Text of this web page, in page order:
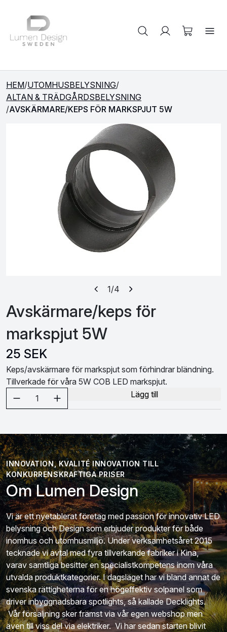
Sök på produkter
HEM/UTOMHUSBELYSNING/
ALTAN & TRÄDGÅRDSBELYSNING
/AVSKÄRMARE/KEPS FÖR MARKSPJUT 5W
1/4
Avskärmare/keps för
markspjut 5W
25 SEK
Keps/avskärmare för markspjut som förhindrar bländning.
Tillverkade för våra 5W COB LED markspjut.
Välj antal1 Lägg till
INNOVATION, KVALITÉ INNOVATION TILL
KONKURRENSKRAFTIGA PRISER
Om Lumen Design
Vi är ett nyetablerat företag med passion för innovativ LED
belysning och Design som erbjuder produkter för både
inomhus och utomhusmiljö. Under verksamhetsåret 2015
tecknade vi avtal med fyra tillverkande fabriker i Kina,
varav samtliga besitter en specialistkompetens inom våra
utvalda produktkategorier. I dagsläget har vi bland annat de
svenska rättigheterna för en högeffektiv solpanel som
driver inbyggnadsbara spotlights, så kallade Decklights.
Vår försäljning sker främst via vår egen webshop men
även till viss del via elektriker. Vi har sedan starten blivit